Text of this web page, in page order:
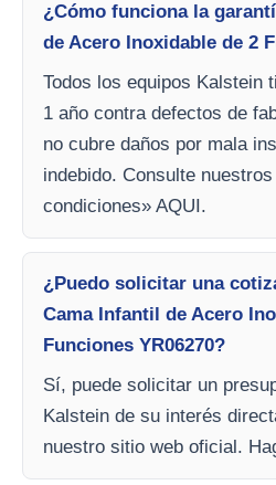
¿Cómo funciona la
de Acero Inoxidable de 2
Todos los equipos Kalstein
1 año contra defectos de
no cubre daños por mala
indebido. Consulte
condiciones» AQUI.
¿Puedo solicitar una
Cama Infantil de Acero
Funciones YR06270?
Sí, puede solicitar un
Kalstein de su interés
nuestro sitio web oficial.